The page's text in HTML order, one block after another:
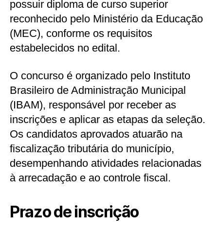
possuir diploma de curso superior
reconhecido pelo Ministério da Educação
(MEC), conforme os requisitos
estabelecidos no edital.
O concurso é organizado pelo Instituto
Brasileiro de Administração Municipal
(IBAM), responsável por receber as
inscrições e aplicar as etapas da seleção.
Os candidatos aprovados atuarão na
fiscalização tributária do município,
desempenhando atividades relacionadas
à arrecadação e ao controle fiscal.
Prazo de inscrição